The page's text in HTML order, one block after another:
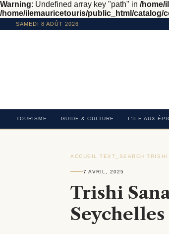
Warning: Undefined array key "path" in /home/
/home/ilemauricetouris/public_html/catalog/
SAMEDI 8 AOÛT 2026
TOURISME GUIDE & CULTURE L’ILE AUX
ACCUEIL ›TEXT_SEARCH ›TRISHI
7 AVRIL, 2025
Trishi
Seychelles